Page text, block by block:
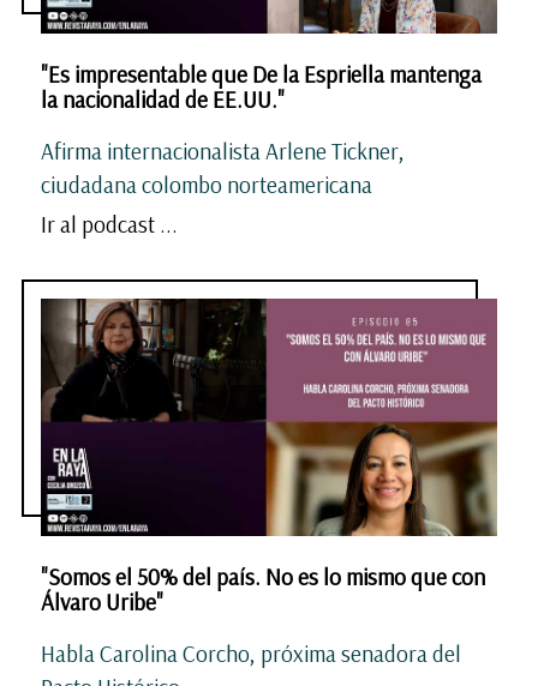
"Es impresentable que De la Espriella mantenga
la nacionalidad de EE.UU."
Afirma internacionalista Arlene Tickner,
ciudadana colombo norteamericana
Ir al podcast ...
"Somos el 50% del país. No es lo mismo que con
Álvaro Uribe"
Habla Carolina Corcho, próxima senadora del